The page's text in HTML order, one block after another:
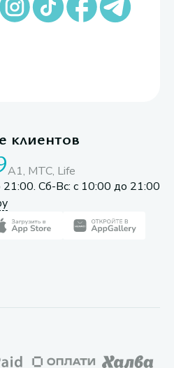
клиентов
A1, МТС, Life
Сб-Вс: с 10:00 до 21:00